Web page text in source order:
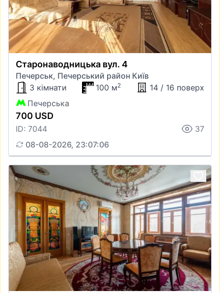
Старонаводницька вул. 4
Печерськ, Печерський район Київ
3 кімнати
100 м2
14 / 16 поверх
Печерська
700 USD
ID: 7044
37
08-08-2026, 23:07:06